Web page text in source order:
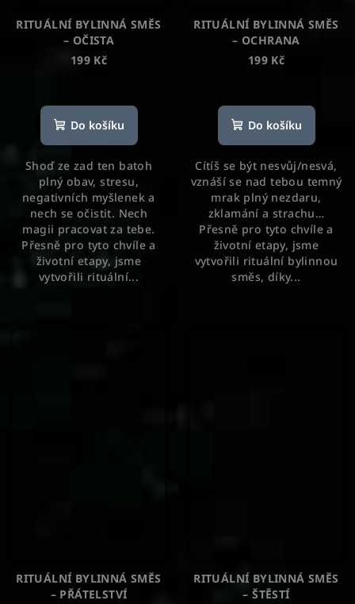
RITUÁLNÍ BYLINNÁ SMĚS
– OČISTA
199 Kč
Do košíku
Shoď ze zad ten batoh
plný obav, stresu,
negativních myšlenek a
nech se očistit. Nech
magii pracovat za tebe.
Přesně pro tyto chvíle a
životní etapy, jsme
vytvořili rituální...
RITUÁLNÍ BYLINNÁ SMĚS
– OCHRANA
199 Kč
hodnocení
produktu
z
5
hvězdiček.
Do košíku
Cítíš se být nesvůj/nesvá,
vznáší se nad tebou temný
mrak plný nezdaru,
zklamání a strachu…
Přesně pro tyto chvíle a
životní etapy, jsme
vytvořili rituální bylinnou
směs, díky...
RITUÁLNÍ BYLINNÁ SMĚS
– PŘÁTELSTVÍ
RITUÁLNÍ BYLINNÁ SMĚS
– ŠTĚSTÍ